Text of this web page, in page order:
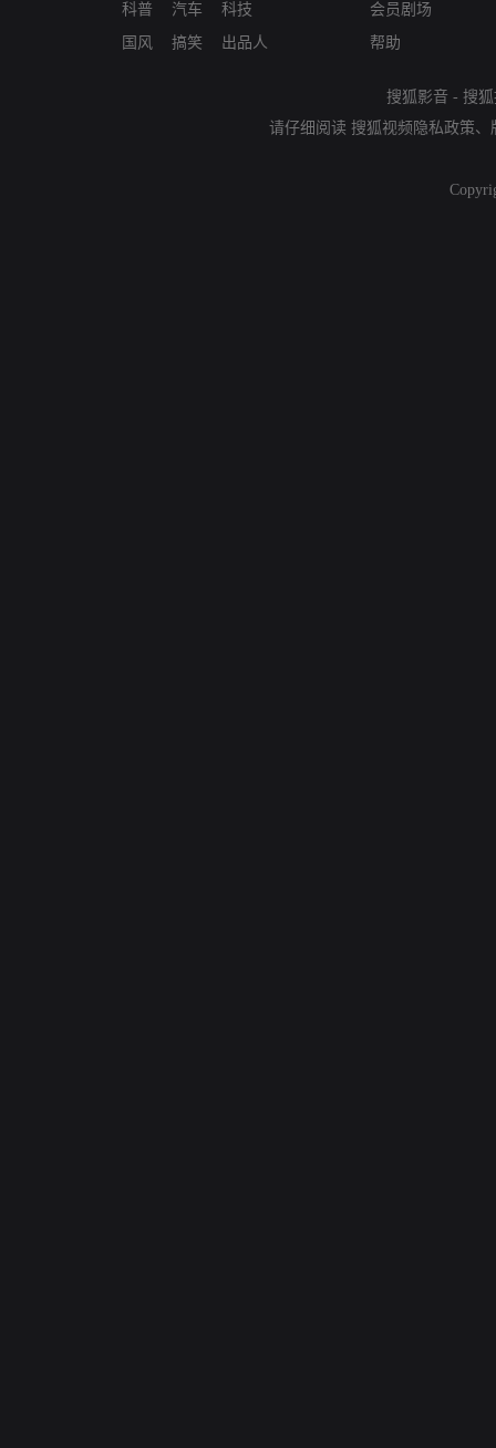
科普
国风
汽车
搞笑
科技
出品人
会员剧场
帮助
搜狐影音 - 搜
请仔细阅读 搜狐视频隐私政策、